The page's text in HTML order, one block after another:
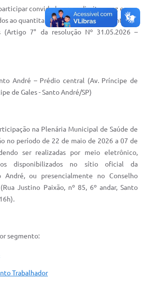
convidados, com direito a voz e sem
ao quantitativo máximo de 20% (vinte por
(Artigo 7° da resolução Nº 31.05.2026 –
André – Prédio central (Av. Príncipe de
de Gales - Santo André/SP)
na Plenária Municipal de Saúde de
no período de 22 de maio de 2026 a 07 de
ser realizadas por meio eletrônico,
disponibilizados no sítio oficial da
André, ou presencialmente no Conselho
Justino Paixão, nº 85, 6º andar, Santo
segmento:
Trabalhador